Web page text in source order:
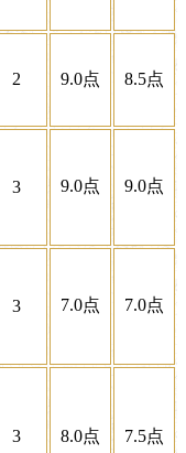
2 9.0点 8.5点
3 9.0点 9.0点
3 7.0点 7.0点
3 8.0点 7.5点